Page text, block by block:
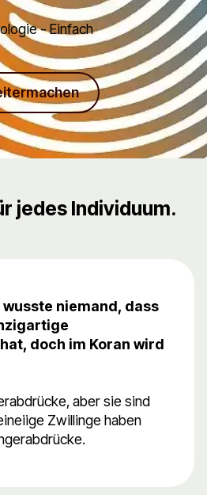
- Einfach
jedes Individuum.
niemand, dass
doch im Koran wird
aber sie sind
Zwillinge haben